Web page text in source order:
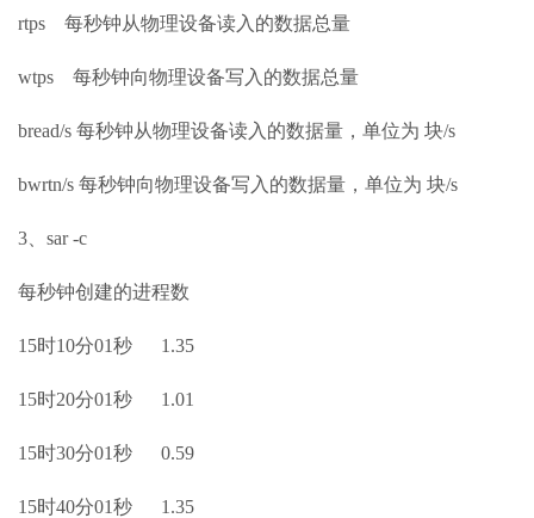
rtps 每秒钟从物理设备读入的数据总量
wtps 每秒钟向物理设备写入的数据总量
bread/s 每秒钟从物理设备读入的数据量，单位为 块/s
bwrtn/s 每秒钟向物理设备写入的数据量，单位为 块/s
3、sar -c
每秒钟创建的进程数
15时10分01秒 1.35
15时20分01秒 1.01
15时30分01秒 0.59
15时40分01秒 1.35